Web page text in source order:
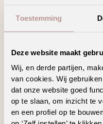
Toestemming
Deze website maakt
Wij, en derde partijen,
van cookies. Wij
dat onze website goed
op te slaan, om inzicht te
en een profiel op te